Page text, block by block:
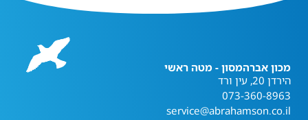
מכון אברהמסון - מטה ראשי
הירדן 20, עין ורד
073-360-8963
service@abrahamson.co.il